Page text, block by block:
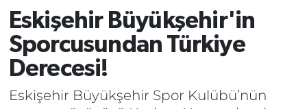
Eskişehir Büyükşehir'in
Sporcusundan Türkiye
Derecesi!
Eskişehir Büyükşehir Spor Kulübü’nün